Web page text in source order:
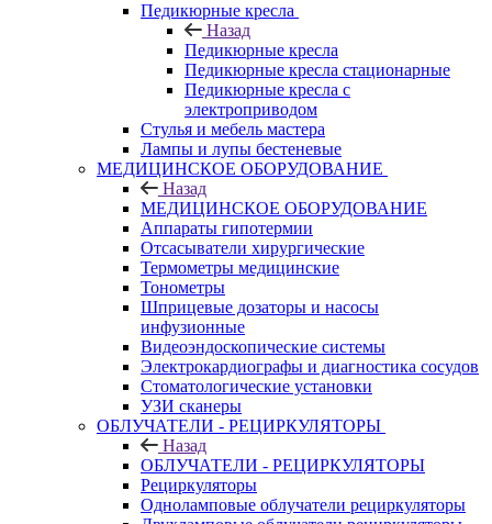
Педикюрные кресла
Назад
Педикюрные кресла
Педикюрные кресла стационарные
Педикюрные кресла с
электроприводом
Стулья и мебель мастера
Лампы и лупы бестеневые
МЕДИЦИНСКОЕ ОБОРУДОВАНИЕ
Назад
МЕДИЦИНСКОЕ ОБОРУДОВАНИЕ
Аппараты гипотермии
Отсасыватели хирургические
Термометры медицинские
Тонометры
Шприцевые дозаторы и насосы
инфузионные
Видеоэндоскопические системы
Электрокардиографы и диагностика сосудов
Стоматологические установки
УЗИ сканеры
ОБЛУЧАТЕЛИ - РЕЦИРКУЛЯТОРЫ
Назад
ОБЛУЧАТЕЛИ - РЕЦИРКУЛЯТОРЫ
Рециркуляторы
Одноламповые облучатели рециркуляторы